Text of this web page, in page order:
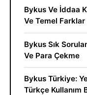
Bykus Ve İddaa
Ve Temel Farklar
Bykus Sık
Ve Para Çekme
Bykus Türkiye:
Türkçe Kullanım